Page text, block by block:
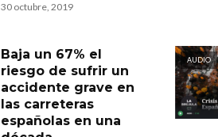
30 octubre, 2019
Baja un 67% el
riesgo de sufrir un
accidente grave en
las carreteras
españolas en una
AUDIO